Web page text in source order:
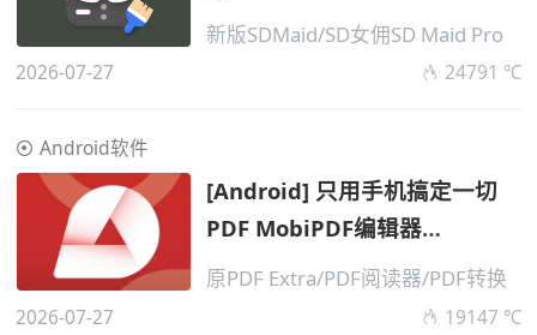
高级版
新版SDMaid/SD女佣SD Maid Pro
2026-07-27 24791 ℃
Android软件
[Android] 只用手机搞定一切
PDF MobiPDF编辑器
v11.16.270612 高级版
原PDF Extra/PDF阅读器/PDF转换
2026-07-27 19147 ℃